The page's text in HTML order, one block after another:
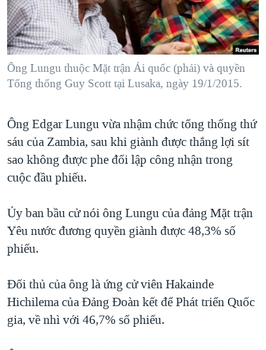
"Tìm"NGƯỜI VIỆT HẢI NGOẠI
ĐỜI SỐNG
KINH TẾ
KHOA HỌC
VĂN HOÁ
THỂ THAO
GIÁO DỤC
TẠI
HÀNH TRÌNH BẦU CỬ 2024
MỘT NĂM CHIẾN TRANH TẠI DẢI GAZA
GIẢI MÃ VÀNH ĐAI & CON ĐƯỜNG
NGÀY TỊ NẠN THẾ GIỚI
GROUND ZERO – XƯA VÀ NAY
CHI PHÍ CHIẾN TRANH AFGHANISTAN
CÁC GIÁ TRỊ CỘNG HÒA Ở VIỆT NAM
TRỊNH VĨNH BÌNH VS. CHÍNH PHỦ VIỆT NAM
NGƯ DÂN VIỆT VÀ LÀN SÓNG TRỘM HẢI SÂM
QUAN HỆ VIỆT MỸ
VIDEO
NGHE
MẠNG XÃ HỘI
Ngôn ngữ khác
Ông Lungu thuộc Mặt trận Ái quốc (phải) và quyền
Tổng thống Guy Scott tại Lusaka, ngày 19/1/2015.
Ông Edgar Lungu vừa nhậm chức tổng thống thứ
sáu của Zambia, sau khi giành được thắng lợi sít
sao không được phe đối lập công nhận trong
cuộc đầu phiếu.
Ủy ban bầu cử nói ông Lungu của đảng Mặt trận
Yêu nước đương quyền giành được 48,3% số
phiếu.
Đối thủ của ông là ứng cử viên Hakainde
Hichilema của Đảng Đoàn kết để Phát triển Quốc
gia, về nhì với 46,7% số phiếu.